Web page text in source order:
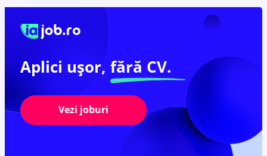
Aplici ușor, fără CV.
Vezi joburi